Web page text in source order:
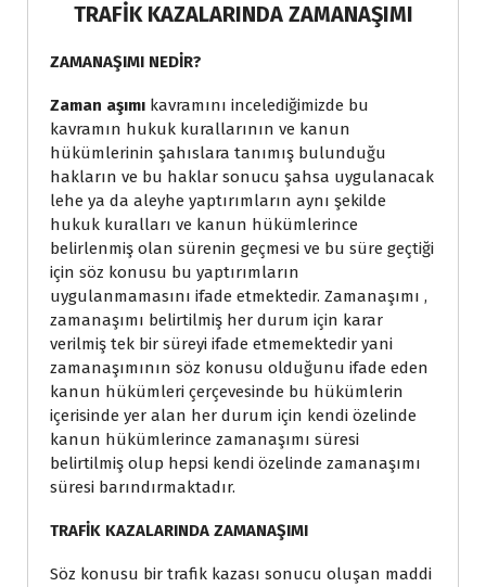
TRAFİK KAZALARINDA ZAMANAŞIMI
ZAMANAŞIMI NEDİR?
Zaman aşımı kavramını incelediğimizde bu
kavramın hukuk kurallarının ve kanun
hükümlerinin şahıslara tanımış bulunduğu
hakların ve bu haklar sonucu şahsa uygulanacak
lehe ya da aleyhe yaptırımların aynı şekilde
hukuk kuralları ve kanun hükümlerince
belirlenmiş olan sürenin geçmesi ve bu süre geçtiği
için söz konusu bu yaptırımların
uygulanmamasını ifade etmektedir. Zamanaşımı ,
zamanaşımı belirtilmiş her durum için karar
verilmiş tek bir süreyi ifade etmemektedir yani
zamanaşımının söz konusu olduğunu ifade eden
kanun hükümleri çerçevesinde bu hükümlerin
içerisinde yer alan her durum için kendi özelinde
kanun hükümlerince zamanaşımı süresi
belirtilmiş olup hepsi kendi özelinde zamanaşımı
süresi barındırmaktadır.
TRAFİK KAZALARINDA ZAMANAŞIMI
Söz konusu bir trafik kazası sonucu oluşan maddi